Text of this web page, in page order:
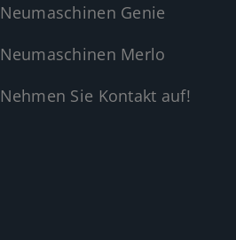
Neumaschinen Genie
Neumaschinen Merlo
Nehmen Sie Kontakt auf!